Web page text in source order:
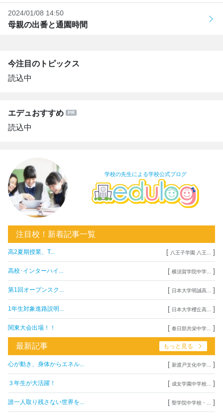
2024/01/08 14:50
母親の出番と通園時間
今注目のトピックス
読込中
エデュおすすめ
読込中
学校の先生による学校公式ブログ
注目校！新着記事一覧
高2夏期授業、T... [ 八王子学園 八王... ]
高校･インターハイ... [ 横須賀学院中学... ]
第1回オープンスク... [ 日本大学明誠高... ]
1年生対象進路説明... [ 日本大学櫻丘高... ]
関東大会出場！！ [ 春日部共栄中学... ]
最新記事 もっと見る
心が動き、身体からエネル... [ 新渡戸文化中学... ]
３年生が大活躍！ [ 成女学園中学校... ]
誰一人取り残さない世界を... [ 聖学院中学校・... ]